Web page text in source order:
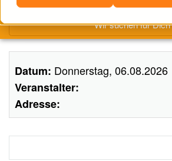
Datum: Donnerstag, 06.08.2026
Veranstalter:
Adresse:
Wir suchen für Dich